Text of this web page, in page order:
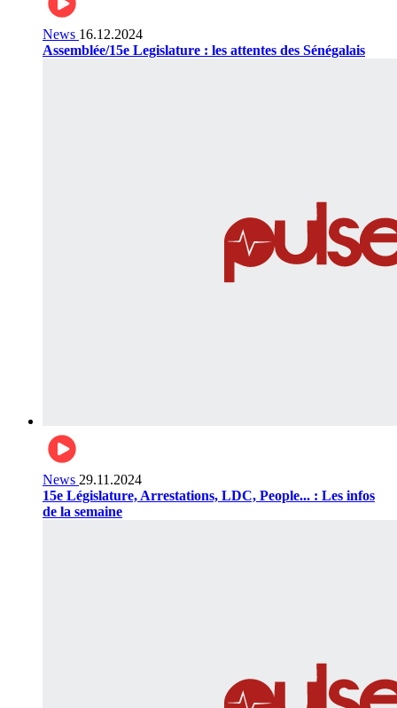
News 16.12.2024
Assemblée/15e Legislature : les attentes des Sénégalais
News 29.11.2024
15e Législature, Arrestations, LDC, People... : Les infos
de la semaine